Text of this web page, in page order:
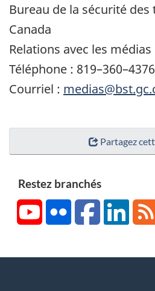
Bureau de la sécurité
Canada
Relations avec les médias
Téléphone : 819–360–4376
Courriel :
Partagez
Restez branchés
YouTubeFlickr Facebook